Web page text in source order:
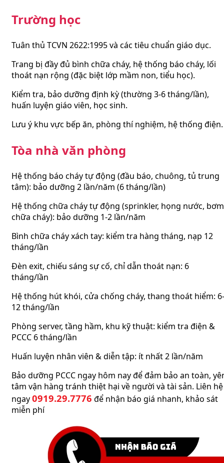
Trường học
Tuân thủ TCVN 2622:1995 và các tiêu chuẩn giáo dục.
Trang bị đầy đủ bình chữa cháy, hệ thống báo cháy, lối
thoát nạn rộng (đặc biệt lớp mầm non, tiểu học).
Kiểm tra, bảo dưỡng định kỳ (thường 3-6 tháng/lần),
huấn luyện giáo viên, học sinh.
Lưu ý khu vực bếp ăn, phòng thí nghiệm, hệ thống điện.
Tòa nhà văn phòng
Hệ thống báo cháy tự động (đầu báo, chuông, tủ trung
tâm): bảo dưỡng 2 lần/năm (6 tháng/lần)
Hệ thống chữa cháy tự động (sprinkler, họng nước, bơm
chữa cháy): bảo dưỡng 1-2 lần/năm
Bình chữa cháy xách tay: kiểm tra hàng tháng, nạp 12
tháng/lần
Đèn exit, chiếu sáng sự cố, chỉ dẫn thoát nạn: 6
tháng/lần
Hệ thống hút khói, cửa chống cháy, thang thoát hiểm: 6-
12 tháng/lần
Phòng server, tầng hầm, khu kỹ thuật: kiểm tra điện &
PCCC 6 tháng/lần
Huấn luyện nhân viên & diễn tập: ít nhất 2 lần/năm
Bảo dưỡng PCCC ngay hôm nay để đảm bảo an toàn,
tâm vận hàng tránh thiệt hại về người và tài sản. Liên hệ
ngay0919.29.7776 để nhận báo giá nhanh, khảo sát
miễn phí